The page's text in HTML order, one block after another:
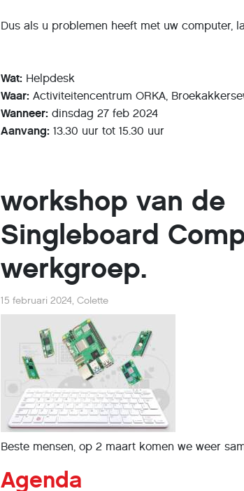
Dus als u problemen heeft met uw computer,
Wat: Helpdesk
Waar: Activiteitencentrum ORKA,
Wanneer: dinsdag 27 feb 2024
Aanvang: 13.30 uur tot 15.30 uur
workshop van de
Singleboard
werkgroep.
15 februari 2024,Colette
Beste mensen, op 2 maart komen we weer
Agenda